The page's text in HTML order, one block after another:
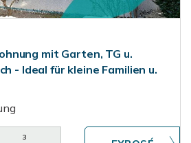
mit Garten, TG u.
- Ideal für kleine Familien u.
3